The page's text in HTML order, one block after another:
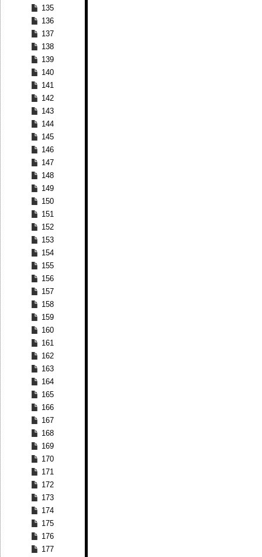
135
136
137
138
139
140
141
142
143
144
145
146
147
148
149
150
151
152
153
154
155
156
157
158
159
160
161
162
163
164
165
166
167
168
169
170
171
172
173
174
175
176
177